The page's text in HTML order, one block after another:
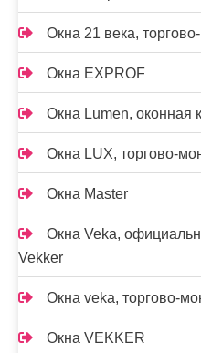
Окна 21 века,
Окна EXPROF
Окна Lumen, оконная
Окна LUX, торгово-
Окна Master
Окна Veka,
Vekker
Окна veka, торгово-
Окна VEKKER